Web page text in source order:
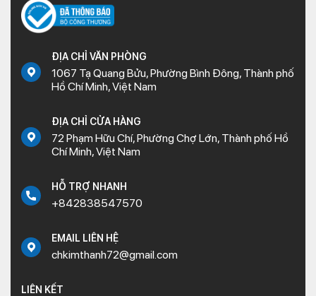
ĐỊA CHỈ VĂN PHÒNG
1067 Tạ Quang Bửu, Phường Bình Đông, Thành phố
Hồ Chí Minh, Việt Nam
ĐỊA CHỈ CỬA HÀNG
72 Phạm Hữu Chí, Phường Chợ Lớn, Thành phố Hồ
Chí Minh, Việt Nam
HỖ TRỢ NHANH
+842838547570
EMAIL LIÊN HỆ
chkimthanh72@gmail.com
LIÊN KẾT